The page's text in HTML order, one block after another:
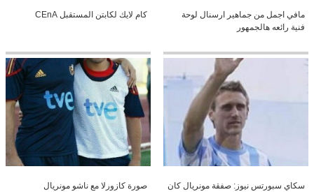
مافي اجمل من جماهير ارسنال لوحة
فنية رائعه هالجمهور
كام لايك لكابتن المستقبل CEnA
سكاي سبورتس نيوز: صفقة مونريال كان
صورة كازورلا مع ناشو مونريال